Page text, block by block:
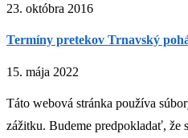
23. októbra 2016
Termíny pretekov Trnavský
15. mája 2022
Táto webová stránka používa
zážitku. Budeme predpokladať, že